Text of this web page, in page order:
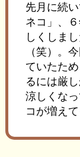
先月に続
ネコ」、
しくしま
（笑）。
ていたた
るには厳
涼しくな
コが増え